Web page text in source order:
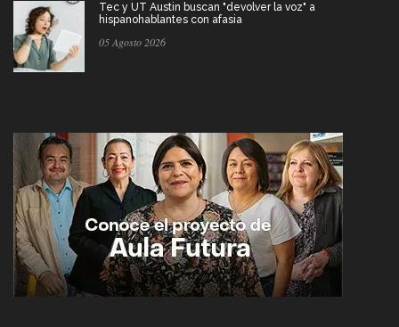
Tec y UT Austin buscan "devolver la voz" a
hispanohablantes con afasia
05 Agosto 2026